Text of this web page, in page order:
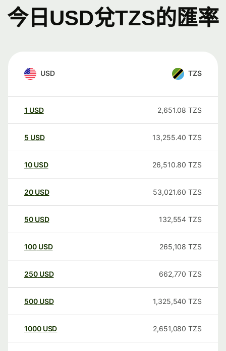
今日USD兌TZS的匯率
USD TZS
1 USD 2,651.08 TZS
5 USD 13,255.40 TZS
10 USD 26,510.80 TZS
20 USD 53,021.60 TZS
50 USD 132,554 TZS
100 USD 265,108 TZS
250 USD 662,770 TZS
500 USD 1,325,540 TZS
1000 USD 2,651,080 TZS